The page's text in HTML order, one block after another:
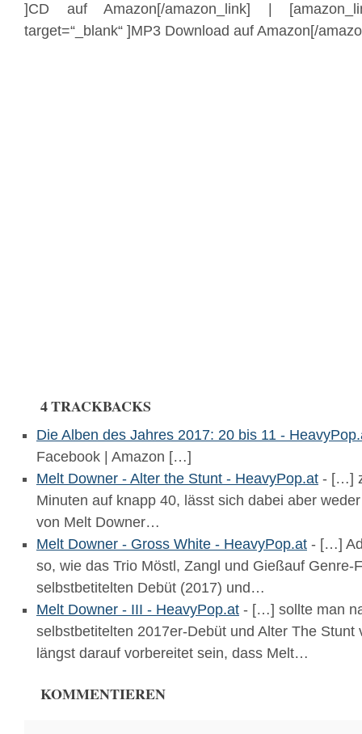
]CD auf Amazon[/amazon_link] |
target=“_blank“ ]MP3 Download auf Amazon[/
4 TRACKBACKS
Die Alben des Jahres 2017: 20 bis 11 -
Facebook | Amazon […]
Melt Downer - Alter the Stunt - HeavyPop.at - […]
Minuten auf knapp 40, lässt sich dabei aber
von Melt Downer…
Melt Downer - Gross White - HeavyPop.at - […]
so, wie das Trio Möstl, Zangl und Gießauf Genre-
selbstbetitelten Debüt (2017) und…
Melt Downer - III - HeavyPop.at - […] sollte man
selbstbetitelten 2017er-Debüt und Alter The Stunt
längst darauf vorbereitet sein, dass Melt…
KOMMENTIEREN